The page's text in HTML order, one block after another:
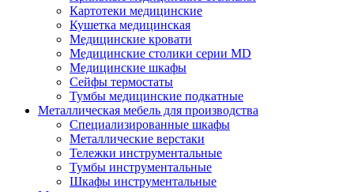
Картотеки медицинские
Кушетка медицинская
Медицинские кровати
Медицинские столики серии MD
Медицинские шкафы
Сейфы термостаты
Тумбы медицинские подкатные
Металлическая мебель для производства
Cпециализированные шкафы
Металлические верстаки
Тележки инструментальные
Тумбы инструментальные
Шкафы инструментальные